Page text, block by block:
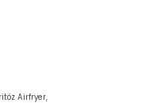
Airfryer,